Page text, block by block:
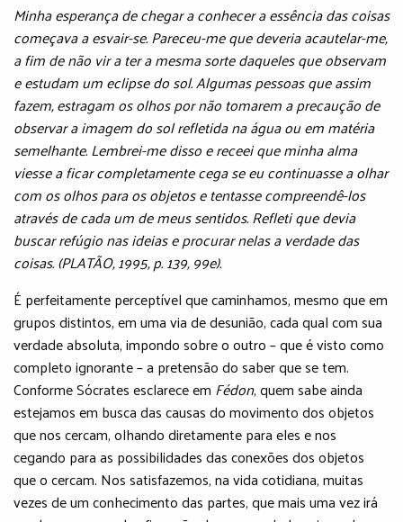
Minha esperança de chegar a conhecer a essência das coisas
começava a esvair-se. Pareceu-me que deveria acautelar-me,
a fim de não vir a ter a mesma sorte daqueles que observam
e estudam um eclipse do sol. Algumas pessoas que assim
fazem, estragam os olhos por não tomarem a precaução de
observar a imagem do sol refletida na água ou em matéria
semelhante. Lembrei-me disso e receei que minha alma
viesse a ficar completamente cega se eu continuasse a olhar
com os olhos para os objetos e tentasse compreendê-los
através de cada um de meus sentidos. Refleti que devia
buscar refúgio nas ideias e procurar nelas a verdade das
coisas. (PLATÃO, 1995, p. 139, 99e).
É perfeitamente perceptível que caminhamos, mesmo que em
grupos distintos, em uma via de desunião, cada qual com sua
verdade absoluta, impondo sobre o outro – que é visto como
completo ignorante – a pretensão do saber que se tem.
Conforme Sócrates esclarece em Fédon, quem sabe ainda
estejamos em busca das causas do movimento dos objetos
que nos cercam, olhando diretamente para eles e nos
cegando para as possibilidades das conexões dos objetos
que o cercam. Nos satisfazemos, na vida cotidiana, muitas
vezes de um conhecimento das partes, que mais uma vez irá